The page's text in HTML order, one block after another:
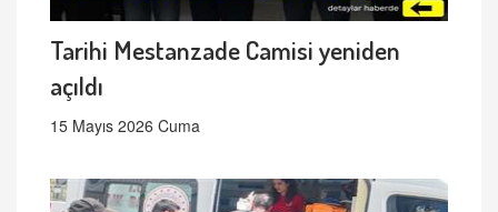
Tarihi Mestanzade Camisi yeniden
açıldı
15 Mayıs 2026 Cuma